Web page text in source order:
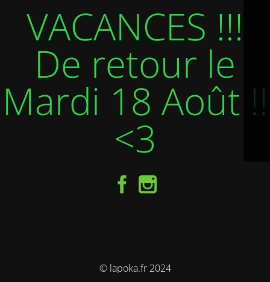
VACANCES !!!
De retour le
Mardi 18 Août !!
<3
© lapoka.fr 2024